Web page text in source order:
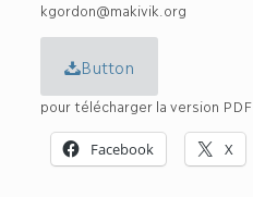
kgordon@makivik.org
Button
pour télécharger la version PDF
Facebook X